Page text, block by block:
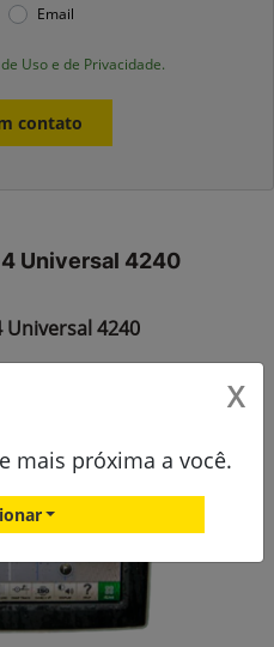
Email
Uso e de Privacidade.
contato
Universal 4240
4240
X
mais próxima a você.